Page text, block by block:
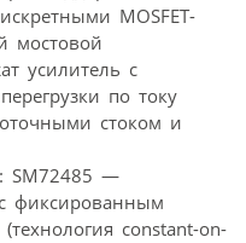
MOSFET-
мостовой
усилитель с
по току
стоком и
SM72485 —
фиксированным
constant-on-